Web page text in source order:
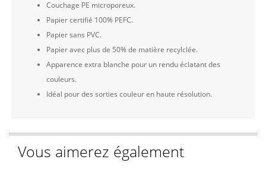
Couchage PE microporeux.
Papier certifié 100% PEFC.
Papier sans PVC.
Papier avec plus de 50% de matière recylclée.
Apparence extra blanche pour un rendu éclatant des
couleurs.
Idéal pour des sorties couleur en haute résolution.
Vous aimerez également